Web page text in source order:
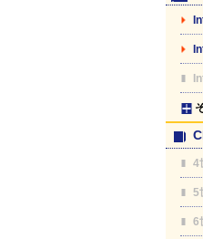
4
5
6